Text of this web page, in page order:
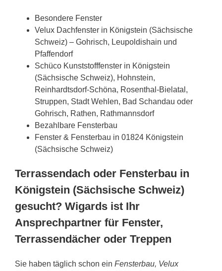
Besondere Fenster
Velux Dachfenster in Königstein (Sächsische
Schweiz) – Gohrisch, Leupoldishain und
Pfaffendorf
Schüco Kunststofffenster in Königstein
(Sächsische Schweiz), Hohnstein,
Reinhardtsdorf-Schöna, Rosenthal-Bielatal,
Struppen, Stadt Wehlen, Bad Schandau oder
Gohrisch, Rathen, Rathmannsdorf
Bezahlbare Fensterbau
Fenster & Fensterbau in 01824 Königstein
(Sächsische Schweiz)
Terrassendach oder Fensterbau in
Königstein (Sächsische Schweiz)
gesucht? Wigards ist Ihr
Ansprechpartner für Fenster,
Terrassendächer oder Treppen
Sie haben täglich schon ein Fensterbau, Velux